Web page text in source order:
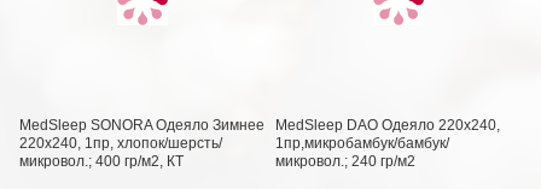
MedSleep SONORA Одеяло Зимнее
220х240, 1пр, хлопок/шерсть/
микровол.; 400 гр/м2, КТ
MedSleep DAO Одеяло 220х240,
1пр,микробамбук/бамбук/
микровол.; 240 гр/м2